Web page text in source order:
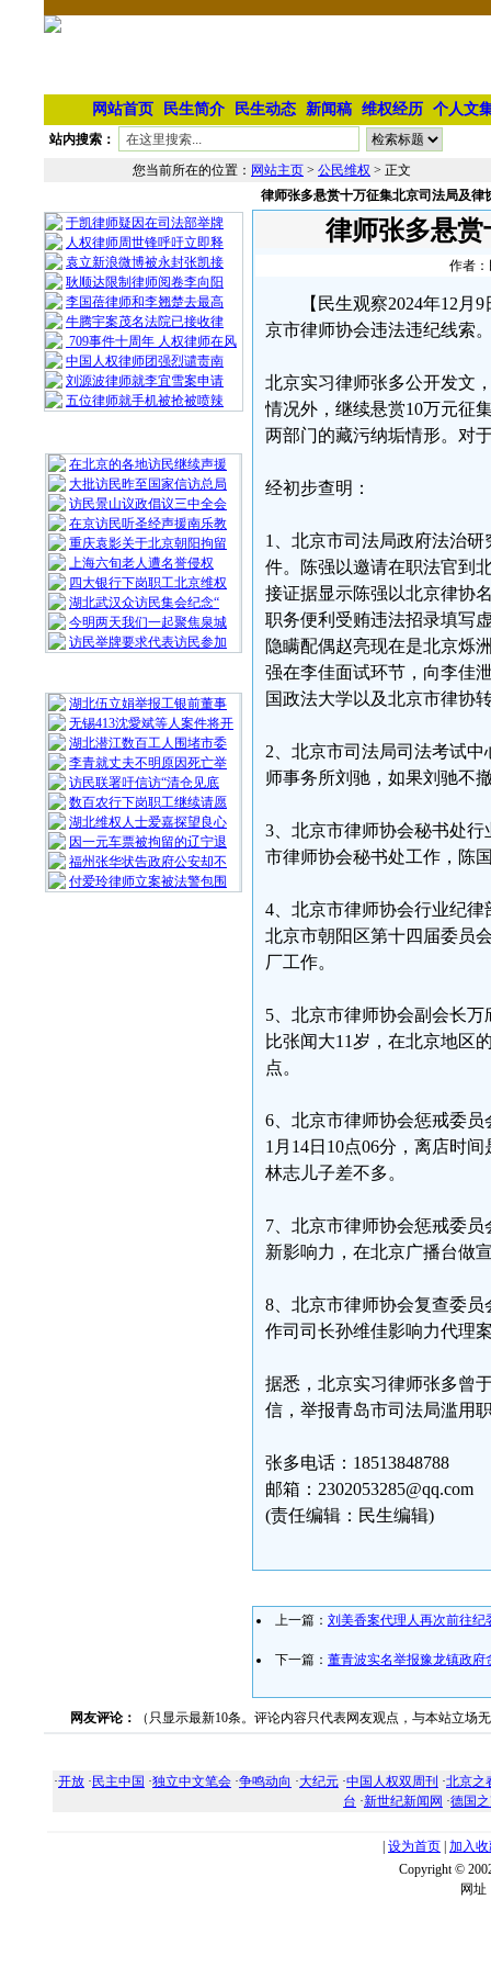
网站首页 民生简介 民生动态 新闻稿 维权经历 个人文
站内搜索：
您当前所在的位置： 网站主页 > 公民维权 > 正文
于凯律师疑因在司法部举牌
人权律师周世锋呼吁立即释
袁立新浪微博被永封张凯接
耿顺达限制律师阅卷李向阳
李国蓓律师和李翘楚去最高
牛腾宇案茂名法院已接收律
709事件十周年 人权律师在风
中国人权律师团强烈谴责南
刘源波律师就李宜雪案申请
五位律师就手机被抢被喷辣
在北京的各地访民继续声援
大批访民昨至国家信访总局
访民景山议政倡议三中全会
在京访民听圣经声援南乐教
重庆袁影关于北京朝阳拘留
上海六旬老人遭名誉侵权
四大银行下岗职工北京维权
湖北武汉众访民集会纪念“
今明两天我们一起聚焦泉城
访民举牌要求代表访民参加
湖北伍立娟举报工银前董事
无锡413沈愛斌等人案件将开
湖北潜江数百工人围堵市委
李青就丈夫不明原因死亡举
访民联署吁信访“清仓见底
数百农行下岗职工继续请愿
湖北维权人士爱嘉探望良心
因一元车票被拘留的辽宁退
福州张华状告政府公安却不
付爱玲律师立案被法警包围
律师张多悬赏十万征集北京司法局及律
律师张多悬
作者：
【民生观察2024年12
京市律师协会违法违纪线索
北京实习律师张多公开发文
情况外，继续悬赏10万元征
两部门的藏污纳垢情形。对
经初步查明：
1、北京市司法局政府法治
件。陈强以邀请在职法官到
接证据显示陈强以北京律协
职务便利受贿违法招录填写
隐瞒配偶赵亮现在是北京烁
强在李佳面试环节，向李佳
国政法大学以及北京市律协
2、北京市司法局司法考试
师事务所刘驰，如果刘驰不
3、北京市律师协会秘书处
市律师协会秘书处工作，陈
4、北京市律师协会行业纪
北京市朝阳区第十四届委员
厂工作。
5、北京市律师协会副会长
比张闻大11岁，在北京地区
点。
6、北京市律师协会惩戒委
1月14日10点06分，离店时
林志儿子差不多。
7、北京市律师协会惩戒委
新影响力，在北京广播台做
8、北京市律师协会复查委
作司司长孙维佳影响力代理
据悉，北京实习律师张多曾
信，举报青岛市司法局滥用
张多电话：18513848788
邮箱：2302053285@qq.com
(责任编辑：民生编辑)
上一篇： 刘美香案代理人再次前往纪
下一篇： 董青波实名举报豫龙镇政府
网友评论： （只显示最新10条。评论内容只代表网友观点，与本站立场
·开放 · 民主中国 ·独立中文笔会 ·争鸣动向 ·大纪元 ·中国人权双周刊 ·北京之
台 ·新世纪新闻网 ·德国
设为首页 加入
Copyright ©
网址